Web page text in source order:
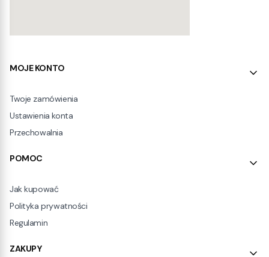
Linki w stopce
MOJE KONTO
Twoje zamówienia
Ustawienia konta
Przechowalnia
POMOC
Jak kupować
Polityka prywatności
Regulamin
ZAKUPY